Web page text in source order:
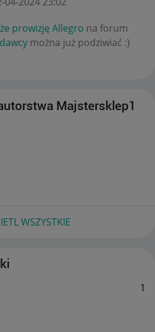
prowizję Allegro na forum
można już podziwiać :)
Majstersklep1
WSZYSTKIE
1